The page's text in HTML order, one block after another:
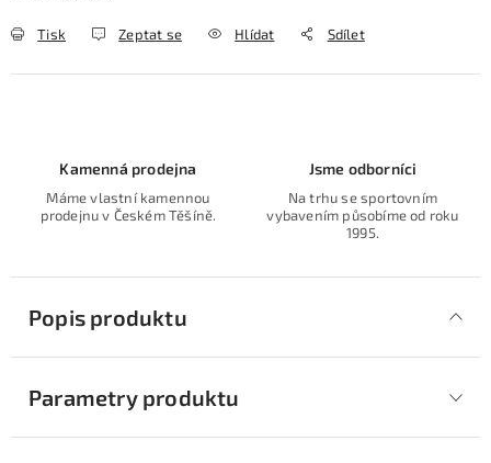
Tisk Zeptat se Hlídat Sdílet
Kamenná prodejna
Máme vlastní kamennou
prodejnu v Českém Těšíně.
Jsme odborníci
Na trhu se sportovním
vybavením působíme od roku
1995.
Popis produktu
Parametry produktu